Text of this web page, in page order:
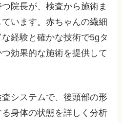
院長が、検査から施術ま
います。赤ちゃんの繊細
経験と確かな技術で5gタ
効果的な施術を提供して
システムで、後頭部の形
身体の状態を詳しく分析